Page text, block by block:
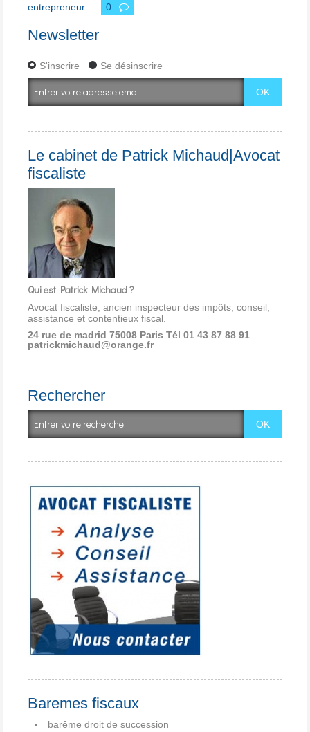
entrepreneur
0
Newsletter
S'inscrire Se désinscrire
Le cabinet de Patrick Michaud|Avocat
fiscaliste
Qui est Patrick Michaud ?
Avocat fiscaliste, ancien inspecteur des impôts, conseil,
assistance et contentieux fiscal.
24 rue de madrid 75008 Paris Tél 01 43 87 88 91
patrickmichaud@orange.fr
Rechercher
Baremes fiscaux
barême droit de succession